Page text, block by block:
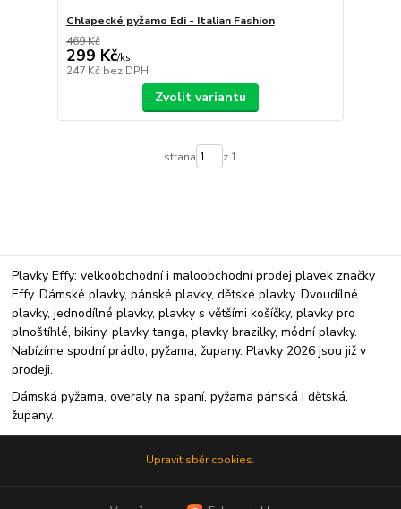
Chlapecké pyžamo Edi - Italian Fashion
469 Kč
299 Kč/ks
247 Kč bez DPH
Zvolit variantu
strana z 1
Plavky Effy: velkoobchodní i maloobchodní prodej plavek značky
Effy. Dámské plavky, pánské plavky, dětské plavky. Dvoudílné
plavky, jednodílné plavky, plavky s většími košíčky, plavky pro
plnoštíhlé, bikiny, plavky tanga, plavky brazilky, módní plavky.
Nabízíme spodní prádlo, pyžama, župany. Plavky 2026 jsou již v
prodeji.
Dámská pyžama, overaly na spaní, pyžama pánská i dětská,
župany.
Upravit sběr cookies.